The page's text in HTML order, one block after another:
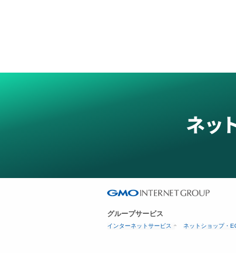
グループサービス
インターネットサービス ネットショップ・